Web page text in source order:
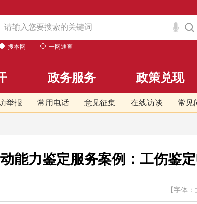
搜本网 一网通查
政务服务 政策兑现
举报 常用电话 意见征集 在线访谈 常见
能力鉴定服务案例：工伤鉴
【字体：